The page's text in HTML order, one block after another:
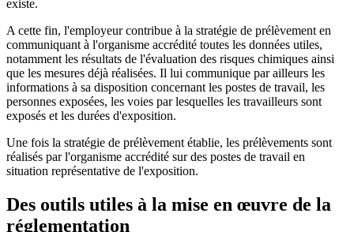
existe.
A cette fin, l'employeur contribue à la stratégie de prélèvement en
communiquant à l'organisme accrédité toutes les données utiles,
notamment les résultats de l'évaluation des risques chimiques ainsi
que les mesures déjà réalisées. Il lui communique par ailleurs les
informations à sa disposition concernant les postes de travail, les
personnes exposées, les voies par lesquelles les travailleurs sont
exposés et les durées d'exposition.
Une fois la stratégie de prélèvement établie, les prélèvements sont
réalisés par l'organisme accrédité sur des postes de travail en
situation représentative de l'exposition.
Des outils utiles à la mise en œuvre de la
réglementation